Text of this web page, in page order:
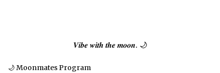
𝑽𝒊𝒃𝒆 𝒘𝒊𝒕𝒉 𝒕𝒉𝒆 𝒎𝒐𝒐𝒏. 🌙
🌙 Moonmates Program